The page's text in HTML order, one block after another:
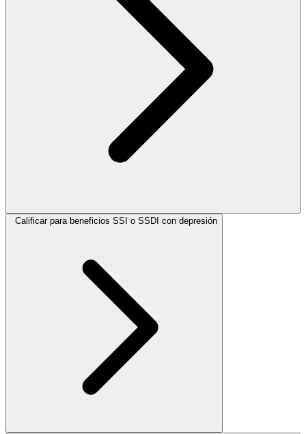
Calificar para beneficios SSI o SSDI con depresión